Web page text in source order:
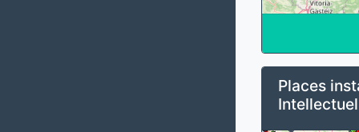
Places